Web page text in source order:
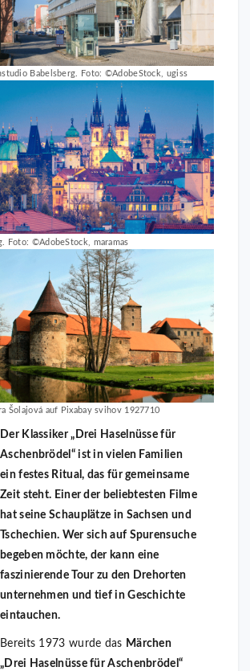
Babelsberg. Foto: ©AdobeStock, ugiss
Foto: ©AdobeStock, maramas
Šolajová auf Pixabay svihov 1927710
Der Klassiker „Drei Haselnüsse für
Aschenbrödel“ ist in vielen Familien
ein festes Ritual, das für gemeinsame
Zeit steht. Einer der beliebtesten Filme
hat seine Schauplätze in Sachsen und
Tschechien. Wer sich auf Spurensuche
begeben möchte, der kann eine
faszinierende Tour zu den Drehorten
unternehmen und tief in Geschichte
eintauchen.
Bereits 1973 wurde das Märchen
„Drei Haselnüsse für Aschenbrödel“